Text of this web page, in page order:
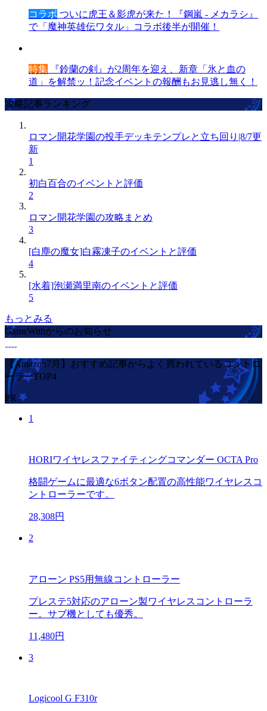
コラボ ついに虎王＆影虎が来た！『鋼嵐 - メカラシ』
で「魔神英雄伝ワタル」コラボ後半が開催！
特集 『鈴蘭の剣』が2周年を迎え、新章「氷と血の
道」を解禁ッ！記念イベントの報酬もお見逃し無く！
攻略記事ランキング
ロマン開花学園の投手デッキテンプレと立ち回り|8/7更
新
1
初白百合のイベントと評価
2
ロマン開花学園の攻略まとめ
3
[白塵の魔女]白霧凍子のイベントと評価
4
[水着]泡瀬満里南のイベントと評価
5
もっとみる
GameWithからのお知らせ
【Amazon7月】おすすめ記事からよく買われているコントロ
ーラーTOP4
PR
1
HORIワイヤレスファイティングコマンダー OCTA Pro
格闘ゲームに最適な6ボタン配置の高性能ワイヤレスコ
ントローラーです。
28,308円
2
アローン PS5用無線コントローラー
プレステ5対応のアローン製ワイヤレスコントローラ
ー。サブ機としても優秀。
11,480円
3
Logicool G F310r